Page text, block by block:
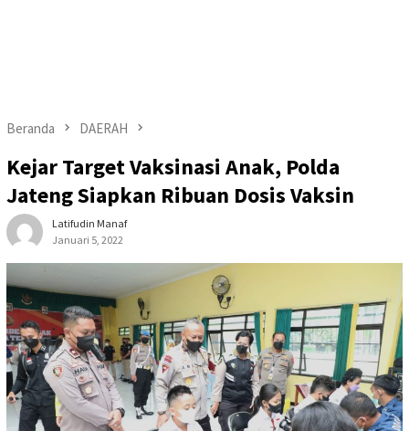
Beranda DAERAH
Kejar Target Vaksinasi Anak, Polda
Jateng Siapkan Ribuan Dosis Vaksin
Latifudin Manaf
Januari 5, 2022